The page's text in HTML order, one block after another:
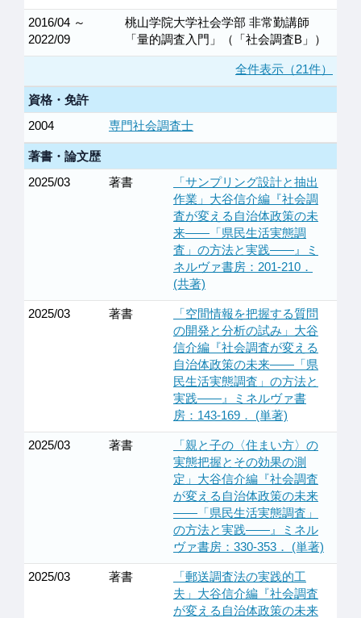
2016/04 ～
2022/09
桃山学院大学社会学部 非常勤講師
「量的調査入門」（「社会調査B」）
全件表示（21件）
資格・免許
2004
専門社会調査士
著書・論文歴
2025/03
著書
「サンプリング設計と抽出
作業」大谷信介編『社会調
査が変える自治体政策の未
来――「県民生活実態調
査」の方法と実践――』ミ
ネルヴァ書房：201-210．
(共著)
2025/03 著書
「空間情報を把握する質問
の開発と分析の試み」大谷
信介編『社会調査が変える
自治体政策の未来――「県
民生活実態調査」の方法と
実践――』ミネルヴァ書
房：143-169． (単著)
2025/03 著書
「親と子の〈住まい方〉の
実態把握とその効果の測
定」大谷信介編『社会調査
が変える自治体政策の未来
――「県民生活実態調査」
の方法と実践――』ミネル
ヴァ書房：330-353． (単著)
2025/03 著書
「郵送調査法の実践的工
夫」大谷信介編『社会調査
が変える自治体政策の未来